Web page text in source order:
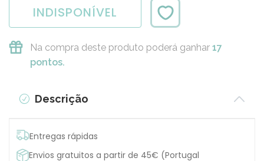
INDISPONÍVEL
Na compra deste produto poderá ganhar 17
pontos.
Descrição
Entregas rápidas
Envios gratuitos a partir de 45€ (Portugal